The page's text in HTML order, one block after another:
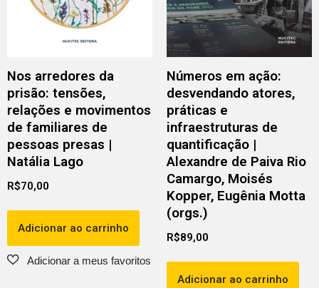
Nos arredores da
prisão: tensões,
relações e movimentos
de familiares de
pessoas presas |
Natália Lago
R$70,00
Adicionar ao carrinho
Números em ação:
desvendando atores,
práticas e
infraestruturas de
quantificação |
Alexandre de Paiva Rio
Camargo, Moisés
Kopper, Eugênia Motta
(orgs.)
R$89,00
Adicionar ao carrinho